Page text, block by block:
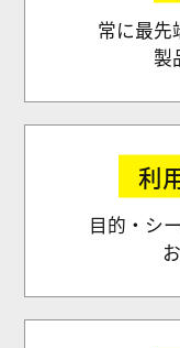
常に最先
製
利
目的・シ